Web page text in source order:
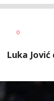
AUTOR
0
Luka